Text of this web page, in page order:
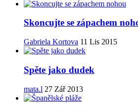
Skoncujte se zápachem
Gabriela Kortova 11 Lis 2015
Spěte jako dudek
mata.l 27 Zář 2013